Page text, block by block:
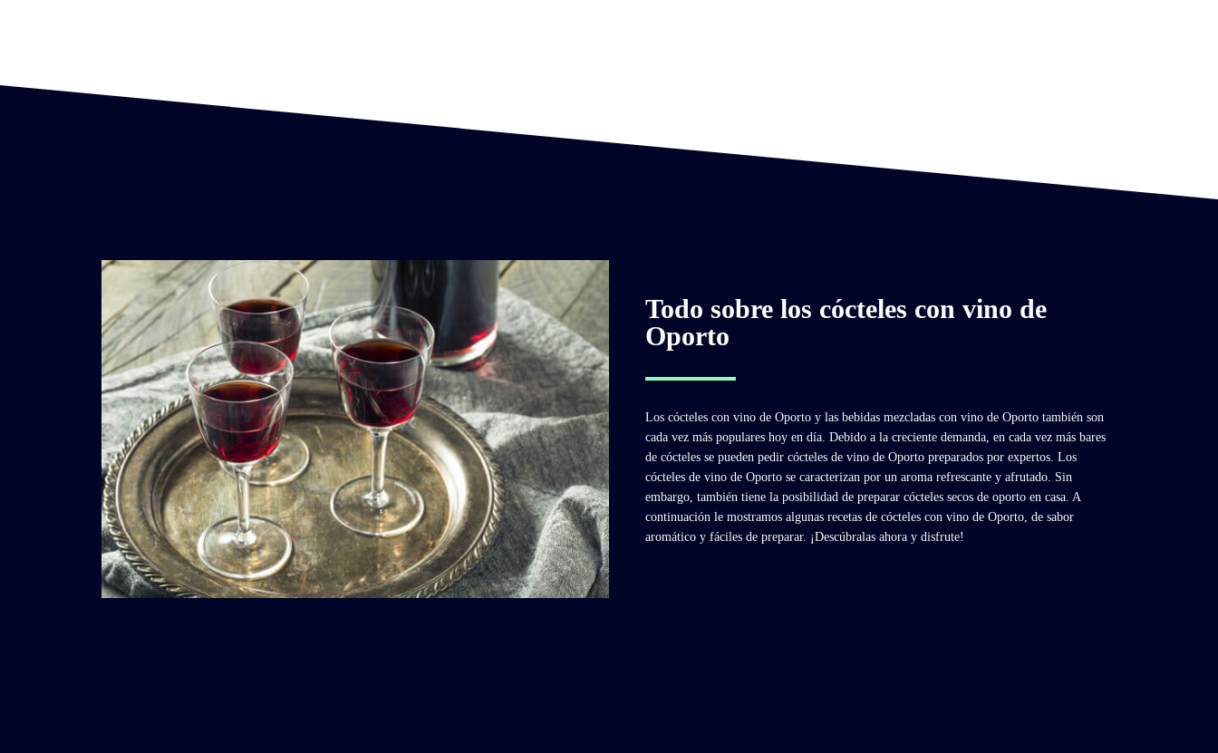
Todo sobre los cócteles con vino de
Oporto
Los cócteles con vino de Oporto y las bebidas mezcladas con vino de Oporto también son
cada vez más populares hoy en día. Debido a la creciente demanda, en cada vez más bares
de cócteles se pueden pedir cócteles de vino de Oporto preparados por expertos. Los
cócteles de vino de Oporto se caracterizan por un aroma refrescante y afrutado. Sin
embargo, también tiene la posibilidad de preparar cócteles secos de oporto en casa. A
continuación le mostramos algunas recetas de cócteles con vino de Oporto, de sabor
aromático y fáciles de preparar. ¡Descúbralas ahora y disfrute!